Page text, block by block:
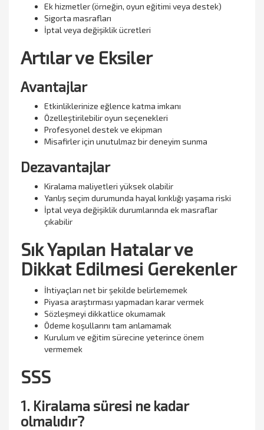
Ek hizmetler (örneğin, oyun eğitimi veya destek)
Sigorta masrafları
İptal veya değişiklik ücretleri
Artılar ve Eksiler
Avantajlar
Etkinliklerinize eğlence katma imkanı
Özelleştirilebilir oyun seçenekleri
Profesyonel destek ve ekipman
Misafirler için unutulmaz bir deneyim sunma
Dezavantajlar
Kiralama maliyetleri yüksek olabilir
Yanlış seçim durumunda hayal kırıklığı yaşama riski
İptal veya değişiklik durumlarında ek masraflar
çıkabilir
Sık Yapılan Hatalar ve
Dikkat Edilmesi Gerekenler
İhtiyaçları net bir şekilde belirlememek
Piyasa araştırması yapmadan karar vermek
Sözleşmeyi dikkatlice okumamak
Ödeme koşullarını tam anlamamak
Kurulum ve eğitim sürecine yeterince önem
vermemek
SSS
1. Kiralama süresi ne kadar
olmalıdır?